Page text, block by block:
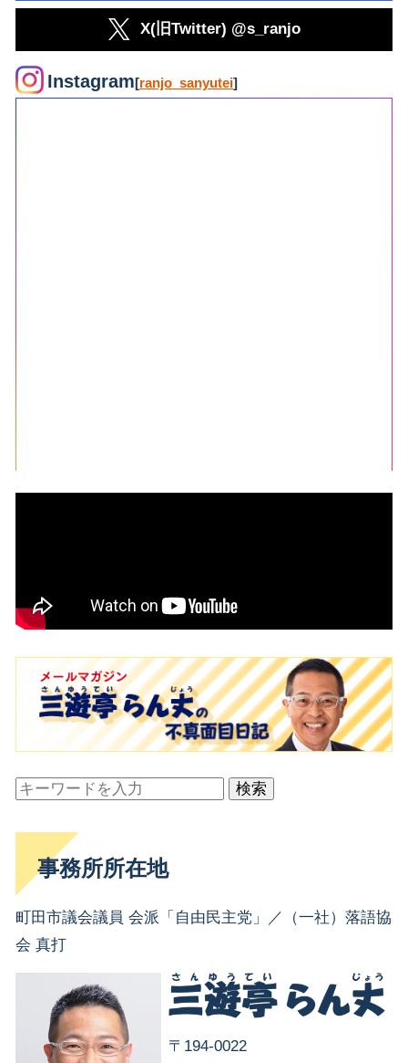
X(旧Twitter) @s_ranjo
Instagram[ranjo_sanyutei]
検索
事務所所在地
町田市議会議員 会派「自由民主党」／（一社）落語協
会 真打
〒194-0022